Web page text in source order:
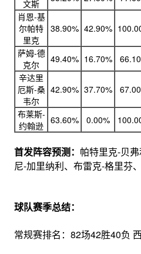
文斯
肖恩-基
尔帕特
里克
38.90% 42.90%
萨姆-德
克尔
49.40% 16.70%
辛达里
厄斯-桑
韦尔
42.90% 37.70%
布莱斯-
约翰逊 63.60% 0.00%
首发阵容预测： 帕特里克-贝
尼-加里纳利、布雷克-格里芬
球队赛季总结：
常规赛排名：82场42胜40负